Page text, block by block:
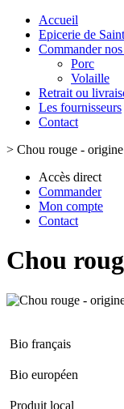
Accueil
Epicerie de
Commander
Porc
Volaille
Retrait ou
Les fournisseurs
Contact
> Chou rouge -
Accès direct
Commander
Mon compte
Contact
Chou
Bio français
Bio européen
Produit local